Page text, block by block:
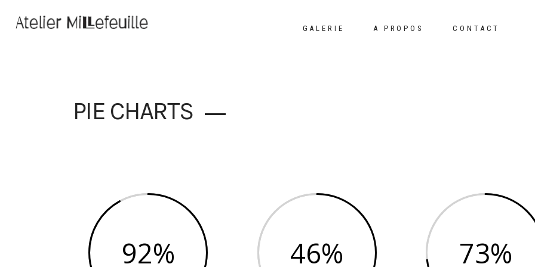
GALERIE A PROPOS CONTACT
PIE CHARTS
92 46 73